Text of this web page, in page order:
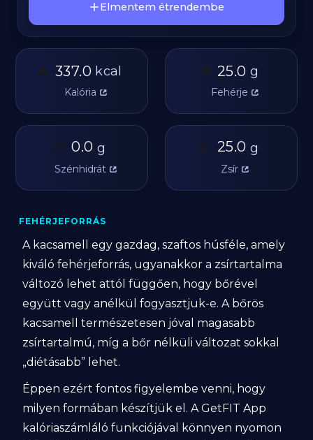
Elmentem étrendembe
🔥 337.0 kcal
Kalória
🥩 25.0 g
Fehérje
🥔 0.0 g
Szénhidrát
🫒 25.0 g
Zsír
FEHÉRJEFORRÁS
A kacsamell egy gazdag, szaftos húsféle, amely
kiváló fehérjeforrás, ugyanakkor a zsírtartalma
változó lehet attól függően, hogy bőrével
együtt vagy anélkül fogyasztjuk-e. A bőrös
kacsamell természetesen jóval magasabb
zsírtartalmú, míg a bőr nélküli változat sokkal
„diétásabb” lehet.
Éppen ezért fontos figyelembe venni, hogy
milyen formában készítjük el. A GetFIT App
kalóriaszámláló funkciójával könnyen nyomon